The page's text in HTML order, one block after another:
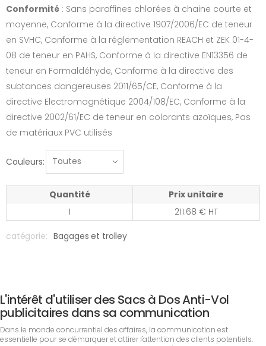
Conformité : Sans paraffines chlorées à chaine courte et
moyenne, Conforme à la directive 1907/2006/EC de teneur
en SVHC, Conforme à la réglementation REACH et ZEK 01-4-
08 de teneur en PAHS, Conforme à la directive EN13356 de
teneur en Formaldéhyde, Conforme à la directive des
subtances dangereuses 2011/65/CE, Conforme à la
directive Electromagnétique 2004/108/EC, Conforme à la
directive 2002/61/EC de teneur en colorants azoïques, Pas
de matériaux PVC utilisés
Couleurs:
Quantité
Prix unitaire
1
211.68 € HT
catégorie: Bagages et trolley
L'intérêt d'utiliser des Sacs à Dos Anti-Vol
publicitaires dans sa communication
Dans le monde concurrentiel des affaires, la communication est
essentielle pour se démarquer et attirer l'attention des clients potentiels.